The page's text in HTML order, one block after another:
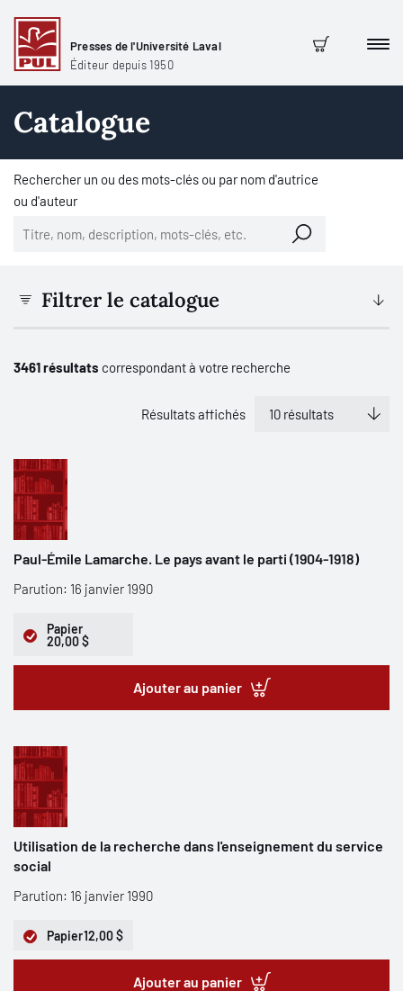
Presses de l'Université Laval
Éditeur depuis 1950
Panier
Catalogue
Rechercher un ou des mots-clés ou par nom d'autrice
ou d'auteur
Filtrer le catalogue
3461 résultats correspondant à votre recherche
Résultats affichés
Paul-Émile Lamarche. Le pays avant le parti (1904-1918)
Parution: 16 janvier 1990
Papier
20,00 $
Ajouter au panier
Utilisation de la recherche dans l'enseignement du service
social
Parution: 16 janvier 1990
Papier12,00 $
Ajouter au panier